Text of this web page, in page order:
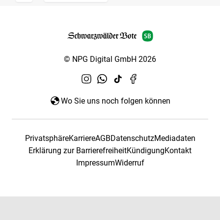
© NPG Digital GmbH 2026
Wo Sie uns noch folgen können
PrivatsphäreKarriereAGBDatenschutzMediadaten
Erklärung zur BarrierefreiheitKündigungKontakt
ImpressumWiderruf